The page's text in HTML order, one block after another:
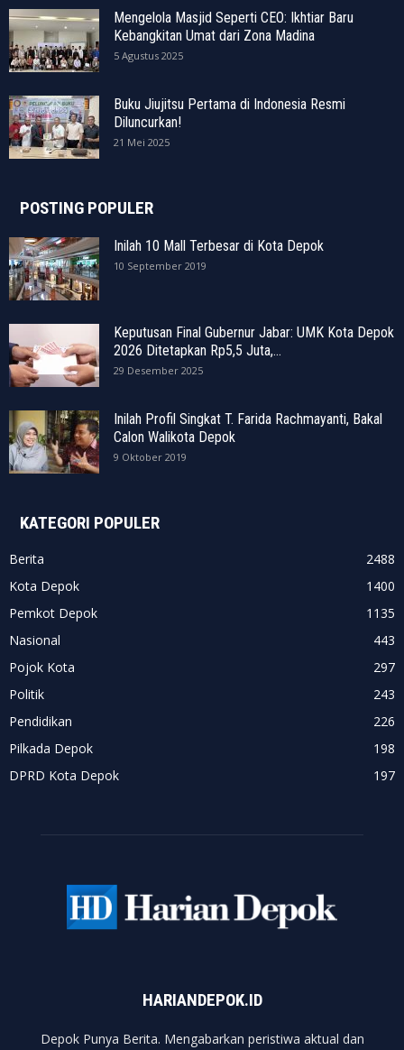
Mengelola Masjid Seperti CEO: Ikhtiar Baru
Kebangkitan Umat dari Zona Madina
5 Agustus 2025
Buku Jiujitsu Pertama di Indonesia Resmi
Diluncurkan!
21 Mei 2025
POSTING POPULER
Inilah 10 Mall Terbesar di Kota Depok
10 September 2019
Keputusan Final Gubernur Jabar: UMK Kota Depok
2026 Ditetapkan Rp5,5 Juta,...
29 Desember 2025
Inilah Profil Singkat T. Farida Rachmayanti, Bakal
Calon Walikota Depok
9 Oktober 2019
KATEGORI POPULER
Berita
2488
Kota Depok
1400
Pemkot Depok
1135
Nasional
443
Pojok Kota
297
Politik
243
Pendidikan
226
Pilkada Depok
198
DPRD Kota Depok
197
HARIANDEPOK.ID
Depok Punya Berita. Mengabarkan peristiwa aktual dan